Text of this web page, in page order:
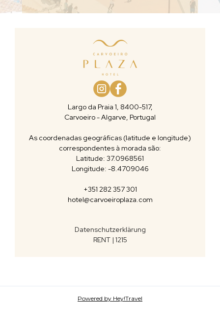
Largo da Praia 1, 8400-517,
Carvoeiro - Algarve, Portugal
As coordenadas geográficas (latitude e longitude)
correspondentes à morada são:
Latitude: 37.0968561
Longitude: -8.4709046
+351 282 357 301
hotel@carvoeiroplaza.com
Datenschutzerklärung
RENT | 1215
Powered by Hey!Travel